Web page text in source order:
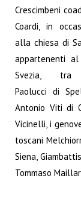
Crescimbeni
Coardi, in
alla chiesa di
appartenenti
Svezia,
Paolucci di
Antonio Viti di
Vicinelli, i
toscani
Siena,
Tommaso